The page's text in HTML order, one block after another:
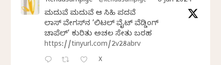
ಮದುವೆ ಮದುವೆ ಆ ಸಿಹಿ ಪದವೆ
ಲಾಸ್‌ ವೇಗಸ್‌ನ ‘ಲಿಟಲ್ ವೈಟ್ ವೆಡ್ಡಿಂಗ್
ಚಾಪೆಲ್’ ಕುರಿತು ಅಚಲ ಸೇತು ಬರಹ
https://tinyurl.com/2v28abrv
X